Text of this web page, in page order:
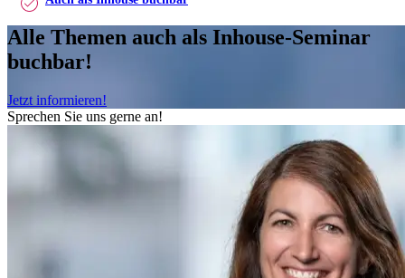
Alle Themen auch als Inhouse-Seminar
buchbar!
Jetzt informieren!
Sprechen Sie uns gerne an!